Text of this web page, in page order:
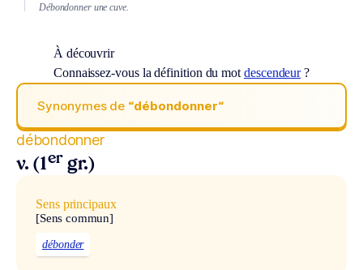
Débondonner une cuve.
À découvrir
Connaissez-vous la définition du motdescendeur?
Synonymes de “débondonner“
débondonner
v. (1er gr.)
Sens principaux
[Sens commun]
débonder